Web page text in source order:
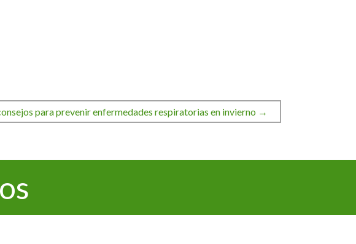
para prevenir enfermedades respiratorias en invierno →